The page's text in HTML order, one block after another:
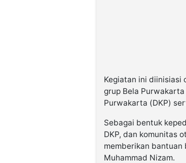
Kegiatan ini diinisiasi
grup Bela Purwakarta
Purwakarta (DKP)
Sebagai bentuk
DKP, dan komunitas
memberikan bantuan
Muhammad Nizam.